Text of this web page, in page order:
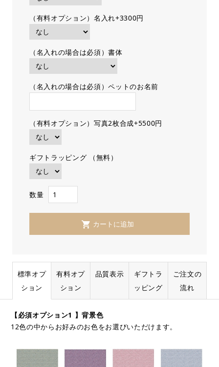
（有料オプション）名入れ+3300円
（名入れの場合は必須）書体
（名入れの場合は必須）ペットのお名前
（有料オプション）写真2枚合成+5500円
ギフトラッピング （無料）
数量
標準オプ
ション
有料オプ
ション
品質表示
ギフトラ
ッピング
ご注文の
流れ
【必須オプション1 】背景色
12色の中からお好みのお色をお選びいただけます。